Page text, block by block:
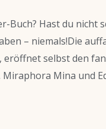
Buch? Hast du nicht
– niemals!Die
selbst den
Mina und